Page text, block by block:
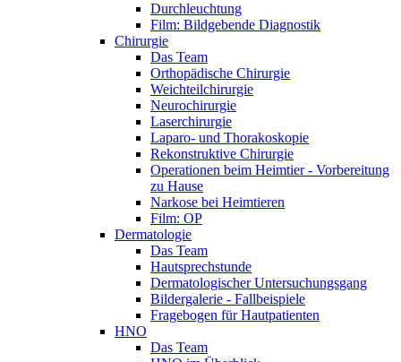
Durchleuchtung
Film: Bildgebende Diagnostik
Chirurgie
Das Team
Orthopädische Chirurgie
Weichteilchirurgie
Neurochirurgie
Laserchirurgie
Laparo- und Thorakoskopie
Rekonstruktive Chirurgie
Operationen beim Heimtier - Vorbereitung
zu Hause
Narkose bei Heimtieren
Film: OP
Dermatologie
Das Team
Hautsprechstunde
Dermatologischer Untersuchungsgang
Bildergalerie - Fallbeispiele
Fragebogen für Hautpatienten
HNO
Das Team